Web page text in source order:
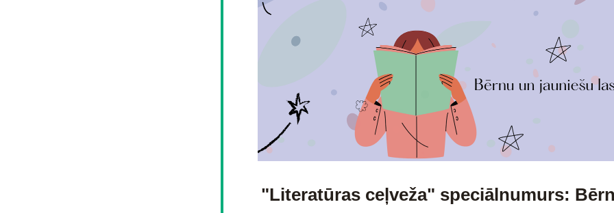
"Literatūras ceļveža" speciālnumurs: